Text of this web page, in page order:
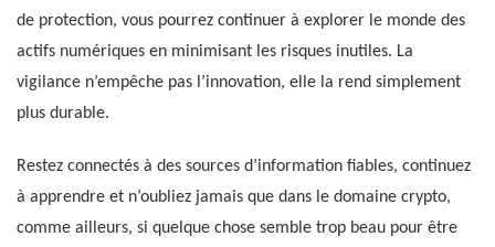
de protection, vous pourrez continuer à explorer le monde des
actifs numériques en minimisant les risques inutiles. La
vigilance n’empêche pas l’innovation, elle la rend simplement
plus durable.
Restez connectés à des sources d’information fiables, continuez
à apprendre et n’oubliez jamais que dans le domaine crypto,
comme ailleurs, si quelque chose semble trop beau pour être